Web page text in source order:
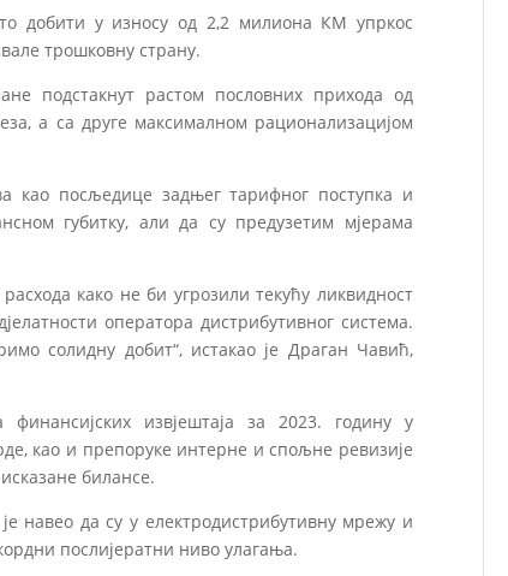
добити у износу од 2,2 милиона КМ упркос
трошковну страну.
подстакнут растом пословних прихода од
а са друге максималном рационализацијом
као посљедице задњег тарифног поступка и
губитку, али да су предузетим мјерама
како не би угрозили текућу ликвидност
оператора дистрибутивног система.
солидну добит“, истакао је Драган Чавић,
извјештаја за 2023. годину у
као и препоруке интерне и спољне ревизије
билансе.
навео да су у електродистрибутивну мрежу и
послијератни ниво улагања.